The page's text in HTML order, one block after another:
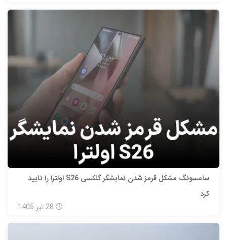
سامسونگ مشکل قرمز شدن نمایشگر گلکسی S26 اولترا را تایید
کرد
28 تیر 1405